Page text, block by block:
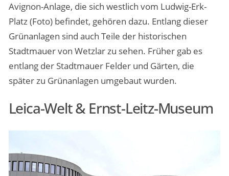
Avignon-Anlage, die sich westlich vom Ludwig-Erk-
Platz (Foto) befindet, gehören dazu. Entlang dieser
Grünanlagen sind auch Teile der historischen
Stadtmauer von Wetzlar zu sehen. Früher gab es
entlang der Stadtmauer Felder und Gärten, die
später zu Grünanlagen umgebaut wurden.
Leica-Welt & Ernst-Leitz-Museum